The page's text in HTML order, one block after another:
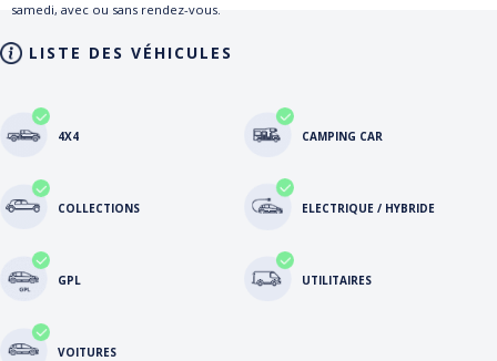
samedi, avec ou sans rendez-vous.
LISTE DES VÉHICULES
4X4 CAMPING CAR
COLLECTIONS ELECTRIQUE / HYBRIDE
GPL UTILITAIRES
VOITURES